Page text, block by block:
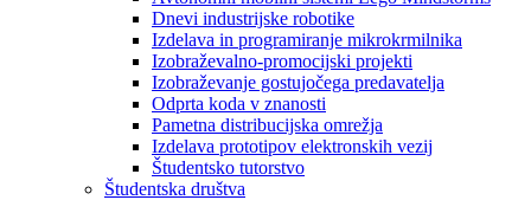
Dnevi industrijske robotike
Izdelava in programiranje mikrokrmilnika
Izobraževalno-promocijski projekti
Izobraževanje gostujočega predavatelja
Odprta koda v znanosti
Pametna distribucijska omrežja
Izdelava prototipov elektronskih vezij
Študentsko tutorstvo
Študentska društva